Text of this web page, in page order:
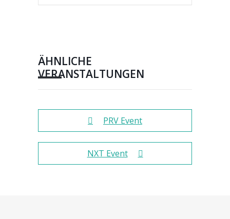
ÄHNLICHE
VERANSTALTUNGEN
PRV Event
NXT Event